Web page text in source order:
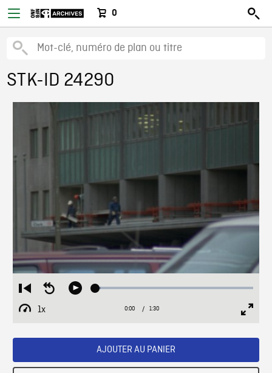
0
STK-ID 24290
Restart
from
beginning
Seek
Play Loaded:
1x
Playback
Current
0:00 / Duration
1:30
AJOUTER AU PANIER